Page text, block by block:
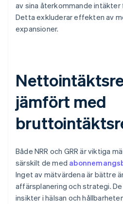
av sina återkommande intäkter
Detta exkluderar effekten av
expansioner.
jämfört med
Både NRR och GRR är viktiga
särskilt de med
Inget av mätvärdena är bättre
affärsplanering och strategi.
insikter i hälsan och